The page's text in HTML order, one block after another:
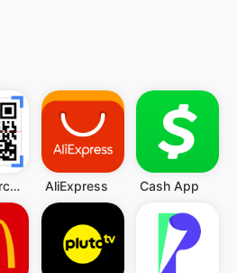
QR & Barcode Scanner (Deutsch) AliExpress Cash App